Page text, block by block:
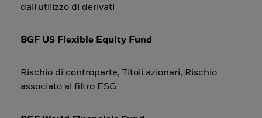
dall'utilizzo di derivati
BGF US Flexible Equity Fund
Rischio di controparte, Titoli azionari, Rischio
associato al filtro ESG